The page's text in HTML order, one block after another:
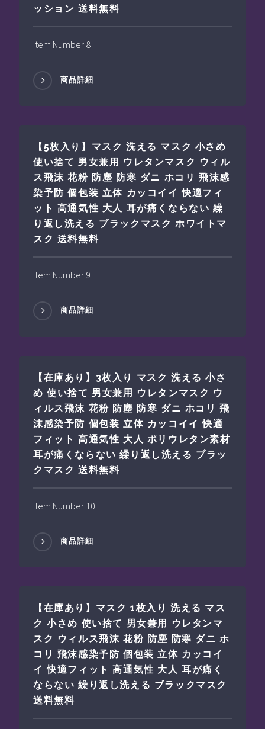
ッション 送料無料
Item Number 8
商品詳細
【5枚入り】マスク 洗える マスク 小さめ
使い捨て 男女兼用 ウレタンマスク ウィル
ス飛沫 花粉 防塵 防寒 ダニ ホコリ 飛沫感
染予防 個包装 立体 カッコイイ 快適フィ
ット 高通気性 大人 耳が痛くならない 繰
り返し洗える ブラックマスク ホワイトマ
スク 送料無料
Item Number 9
商品詳細
【在庫あり】3枚入り マスク 洗える 小さ
め 使い捨て 男女兼用 ウレタンマスク ウ
ィルス飛沫 花粉 防塵 防寒 ダニ ホコリ 飛
沫感染予防 個包装 立体 カッコイイ 快適
フィット 高通気性 大人 ポリウレタン素材
耳が痛くならない 繰り返し洗える ブラッ
クマスク 送料無料
Item Number 10
商品詳細
【在庫あり】マスク 1枚入り 洗える マス
ク 小さめ 使い捨て 男女兼用 ウレタンマ
スク ウィルス飛沫 花粉 防塵 防寒 ダニ ホ
コリ 飛沫感染予防 個包装 立体 カッコイ
イ 快適フィット 高通気性 大人 耳が痛く
ならない 繰り返し洗える ブラックマスク
送料無料